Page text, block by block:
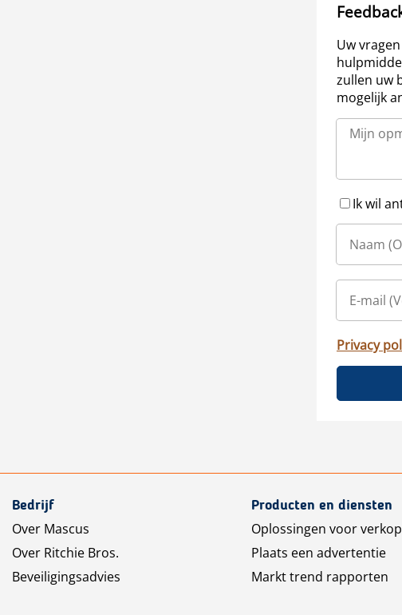
Uw
zullen uw
mogelijk
Ik wil
Privacy
Bedrijf
Over Mascus
Over Ritchie Bros.
Beveiligingsadvies
Producten en diensten
Oplossingen voor
Plaats een advertentie
Markt trend rapporten